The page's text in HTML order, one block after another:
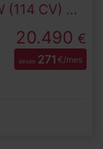
DIG-T Acenta 84 kW (114 CV) DCT
20.490 €
desde 271 €/mes